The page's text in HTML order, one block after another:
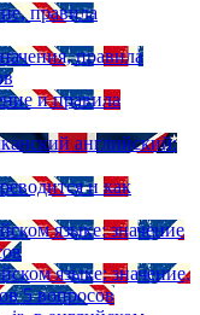
правила
правила
и правила
английский:
и как
языке: значение
языке: значение,
5 вопросов